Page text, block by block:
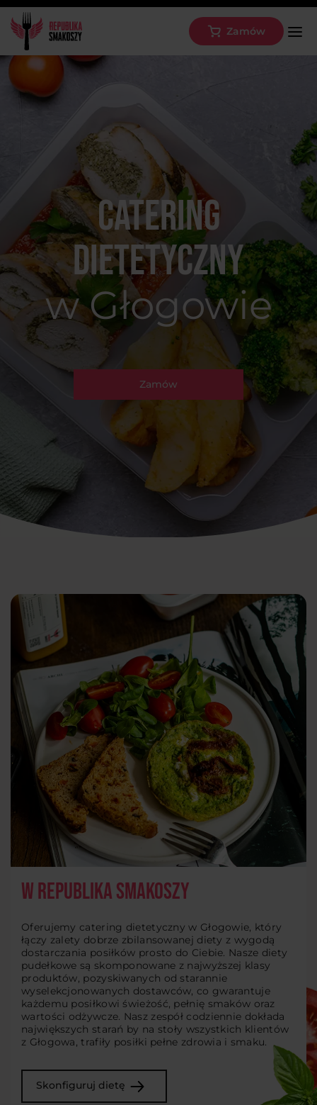
Zamów
Catering
dietetyczny
w Głogowie
Zamów
W Republika Smakoszy
Oferujemy catering dietetyczny w Głogowie, który
łączy zalety dobrze zbilansowanej diety z wygodą
dostarczania posiłków prosto do Ciebie. Nasze diety
pudełkowe są skomponowane z najwyższej klasy
produktów, pozyskiwanych od starannie
wyselekcjonowanych dostawców, co gwarantuje
każdemu posiłkowi świeżość, pełnię smaków oraz
wartości odżywcze. Nasz zespół codziennie dokłada
największych starań by na stoły wszystkich klientów
z Głogowa, trafiły posiłki pełne zdrowia i smaku.
Skonfiguruj dietę